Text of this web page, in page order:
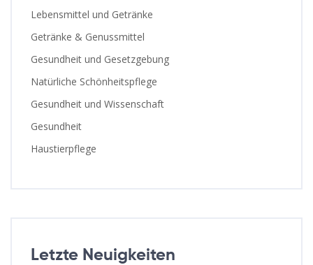
Lebensmittel und Getränke
Getränke & Genussmittel
Gesundheit und Gesetzgebung
Natürliche Schönheitspflege
Gesundheit und Wissenschaft
Gesundheit
Haustierpflege
Letzte Neuigkeiten